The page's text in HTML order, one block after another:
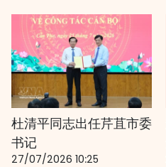
杜清平同志出任芹苴市委
书记
27/07/2026 10:25